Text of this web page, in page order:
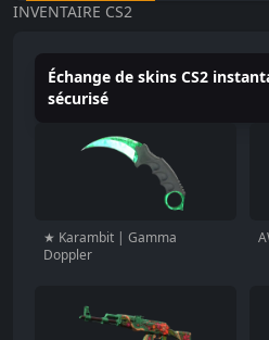
INVENTAIRE CS2
Échange de skins CS2
sécurisé
★ Karambit | Gamma
Doppler